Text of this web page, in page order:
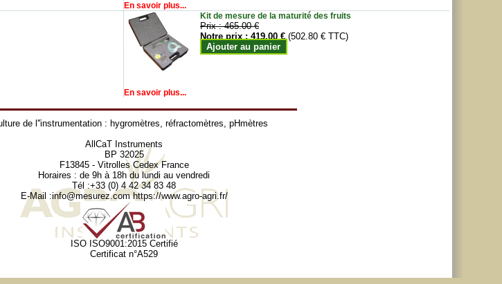
En savoir plus...
Kit de mesure de la maturité des fruits
Prix :465.00 €
Notre prix :419.00 € (502.80 € TTC)
Ajouter au panier
En savoir plus...
de l''instrumentation : hygromètres, réfractomètres, pHmètres
AllCaT Instruments
BP 32025
F13845 - Vitrolles Cedex France
Horaires : de 9h à 18h du lundi au vendredi
Tél :+33 (0) 4 42 34 83 48
E-Mail :info@mesurez.com https://www.agro-agri.fr/
ISO ISO9001:2015 Certifié
Certificat n°A529